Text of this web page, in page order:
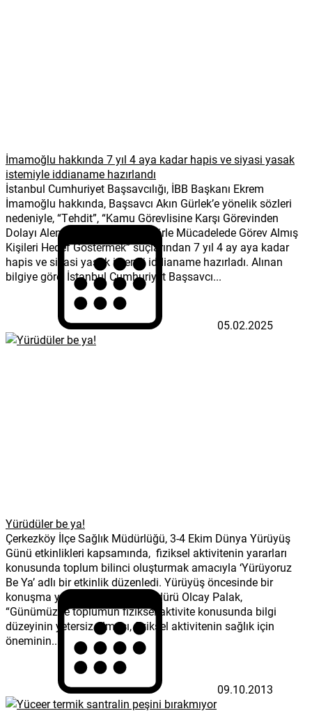
İmamoğlu hakkında 7 yıl 4 aya kadar hapis ve siyasi yasak
istemiyle iddianame hazırlandı
İstanbul Cumhuriyet Başsavcılığı, İBB Başkanı Ekrem
İmamoğlu hakkında, Başsavcı Akın Gürlek’e yönelik sözleri
nedeniyle, “Tehdit”, “Kamu Görevlisine Karşı Görevinden
Dolayı Alenen Hakaret” ve “Terörle Mücadelede Görev Almış
Kişileri Hedef Göstermek” suçlarından 7 yıl 4 ay aya kadar
hapis ve siyasi yasak istemli iddianame hazırladı. Alınan
bilgiye göre, İstanbul Cumhuriyet Başsavcı...
05.02.2025
Yürüdüler be ya!
Çerkezköy İlçe Sağlık Müdürlüğü, 3-4 Ekim Dünya Yürüyüş
Günü etkinlikleri kapsamında, fiziksel aktivitenin yararları
konusunda toplum bilinci oluşturmak amacıyla ‘Yürüyoruz
Be Ya’ adlı bir etkinlik düzenledi. Yürüyüş öncesinde bir
konuşma yapan İlçe Sağlık Müdürü Olcay Palak,
“Günümüzde toplumun fiziksel aktivite konusunda bilgi
düzeyinin yetersiz olması, fiziksel aktivitenin sağlık için
öneminin...
09.10.2013